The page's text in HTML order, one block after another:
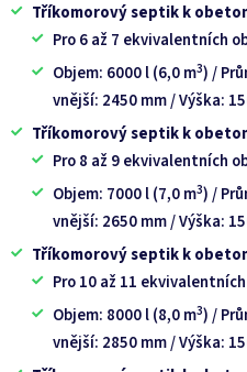
Tříkomorový septik k
Pro 6 až 7 ekvivalentních
Objem: 6000 l (6,0 m3) /
vnější: 2450 mm /Výška:
Tříkomorový septik k
Pro 8 až 9 ekvivalentních
Objem: 7000 l (7,0 m3) /
vnější: 2650 mm /Výška:
Tříkomorový septik k
Pro 10 až 11
Objem: 8000 l (8,0 m3) /
vnější: 2850 mm /Výška: